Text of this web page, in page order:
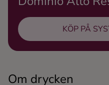
Om drycken
KÖP PÅ